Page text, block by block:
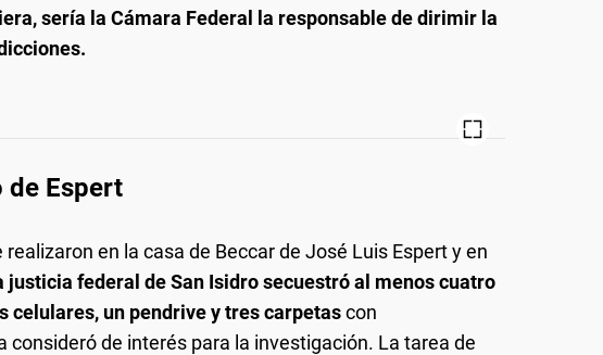
sería la Cámara Federal la responsable de dirimir la
de Espert
en la casa de Beccar de José Luis Espert y en
justicia federal de San Isidro secuestró al menos cuatro
celulares, un pendrive y tres carpetascon
consideró de interés para la investigación. La tarea de